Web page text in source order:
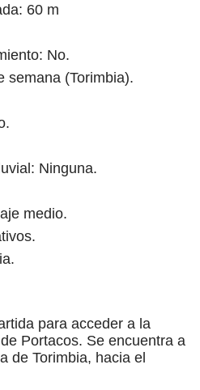
60 m
No.
semana (Torimbia).
Ninguna.
medio.
para acceder a la
Portacos. Se encuentra a
de Torimbia, hacia el